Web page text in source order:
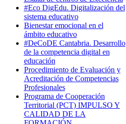
#Eco DigEdu. Digitalización del
sistema educativo
Bienestar emocional en el
ámbito educativo
#DeCoDE Cantabria. Desarrollo
de la competencia digital en
educación
Procedimiento de Evaluación y
Acreditación de Competencias
Profesionales
Programa de Cooperación
Territorial (PCT) IMPULSO Y
CALIDAD DE LA